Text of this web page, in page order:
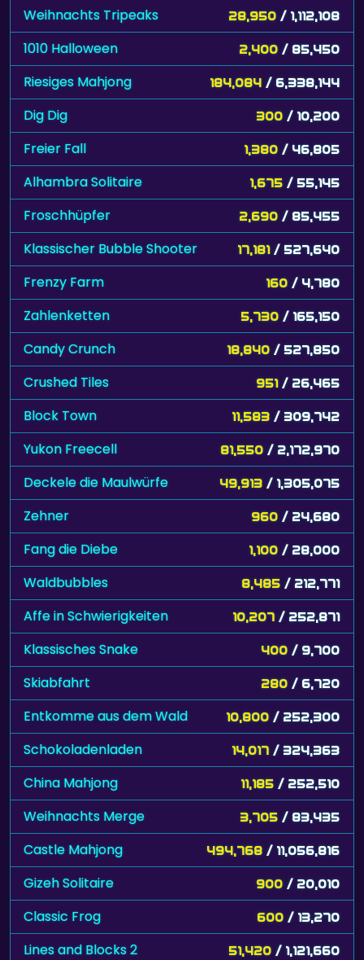
Weihnachts Tripeaks 28,950 / 1,112,108
1010 Halloween 2,400 / 85,450
Riesiges Mahjong 184,084 / 6,338,144
Dig Dig 300 / 10,200
Freier Fall 1,380 / 46,805
Alhambra Solitaire 1,675 / 55,145
Froschhüpfer 2,690 / 85,455
Klassischer Bubble Shooter 17,181 / 527,640
Frenzy Farm 160 / 4,780
Zahlenketten 5,730 / 165,150
Candy Crunch 18,840 / 527,850
Crushed Tiles 951 / 26,465
Block Town 11,583 / 309,742
Yukon Freecell 81,550 / 2,172,970
Deckele die Maulwürfe 49,913 / 1,305,075
Zehner 960 / 24,680
Fang die Diebe 1,100 / 28,000
Waldbubbles 8,485 / 212,771
Affe in Schwierigkeiten 10,207 / 252,871
Klassisches Snake 400 / 9,700
Skiabfahrt 280 / 6,720
Entkomme aus dem Wald 10,800 / 252,300
Schokoladenladen 14,017 / 324,363
China Mahjong 11,185 / 252,510
Weihnachts Merge 3,705 / 83,435
Castle Mahjong 494,768 / 11,056,816
Gizeh Solitaire 900 / 20,010
Classic Frog 600 / 13,270
Lines and Blocks 2 51,420 / 1,121,660